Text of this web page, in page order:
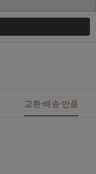
교환·배송·반품